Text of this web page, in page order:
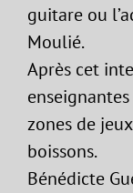
guitare ou
Moulié.
Après cet
zones de
boissons.
Bénédicte